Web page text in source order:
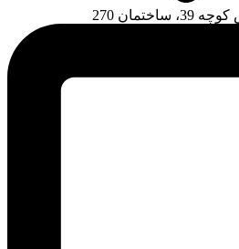
270